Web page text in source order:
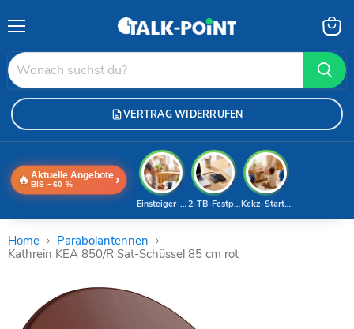
VERTRAG WIDERRUFEN
🔥 Aktuelle Angebote
BIS −60 % ›
Kekz-Starterset
2-TB-Festplatte
Einsteiger-Handy
Home
Parabolantennen
Kathrein KEA 850/R Sat-Schüssel 85 cm rot